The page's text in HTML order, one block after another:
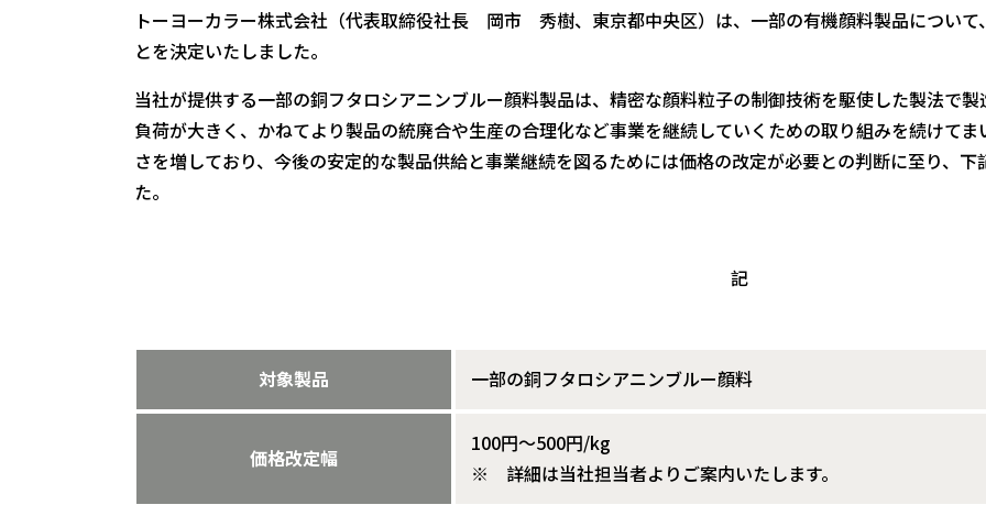
トーヨーカラー株式会社（代表取締役社長 岡市 秀樹、東京都中央区）は、一部の有機顔料製品について
とを決定いたしました。
当社が提供する一部の銅フタロシアニンブルー顔料製品は、精密な顔料粒子の制御技術を駆使した製法で
負荷が大きく、かねてより製品の統廃合や生産の合理化など事業を継続していくための取り組みを続けて
さを増しており、今後の安定的な製品供給と事業継続を図るためには価格の改定が必要との判断に至り、
た。
記
対象製品 一部の銅フタロシアニンブルー顔料
価格改定幅
100円～500円/kg
※ 詳細は当社担当者よりご案内いたします。